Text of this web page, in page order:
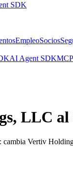
SDK
EmpleoSocios
AI Agent SDK
LLC al
cambia Vertiv